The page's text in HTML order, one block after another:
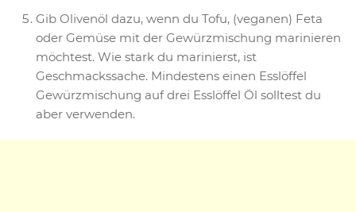
Gib Olivenöl dazu, wenn du Tofu, (veganen) Feta
oder Gemüse mit der Gewürzmischung marinieren
möchtest. Wie stark du marinierst, ist
Geschmackssache. Mindestens einen Esslöffel
Gewürzmischung auf drei Esslöffel Öl solltest du
aber verwenden.